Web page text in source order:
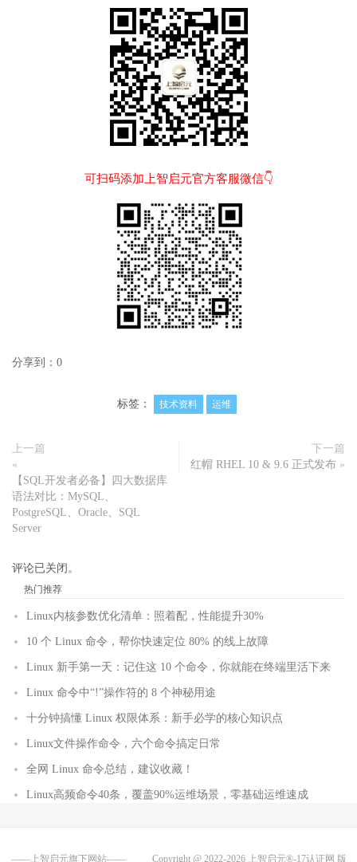
可扫码添加上智启元官方客服微信👇
分享到： 0
标签： 技术资料 运维
上一篇
«
【SQL开发者必备】四大数据库
语法对比：MySQL、
PostgreSQL、Oracle、SQL
Server
下一篇
红帽 RHEL 10 & 9.6 正式发布 »
评论已关闭。
热门推荐
Linux内核参数优化清单：照着配，性能提升30%
10 个 Linux 命令，帮你快速定位 80% 的线上故障
Linux 新手第一天：记住这 10 个命令，你就能在终端里活下来
Linux 命令中“!”操作符的 8 个神秘用途
十分钟搞懂 Linux 权限体系：新手必学的核心知识点
Linux文件操作命令，六个命令搞定日常
全网 Linux 命令总结，建议收藏！
Linux高频命令40条，覆盖90%运维场景，零基础运维速成
——上智启元旗下网站——Copyright @ 2022-2026 上智启元®-17认证网 版